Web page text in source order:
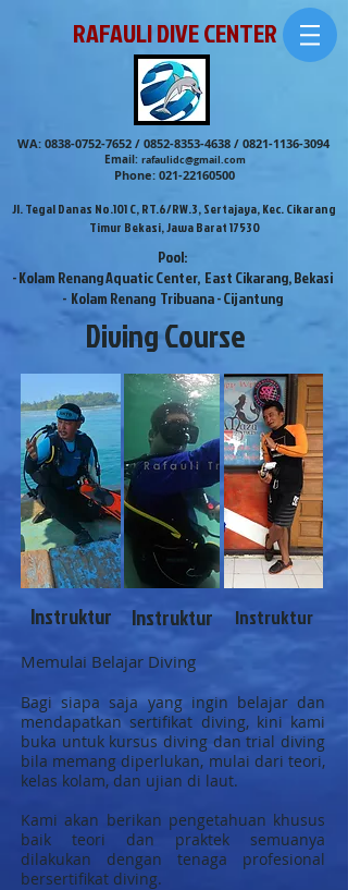
RAFAULI DIVE CENTER
WA: 0838-0752-7652/ 0852-8353-4638/ 0821-1136-3094
Email: rafaulidc@gmail.com
Phone: 021-22160500
Jl. Tegal Danas No.101 C, RT.6/RW.3, Sertajaya, Kec. Cikarang
Timur Bekasi, Jawa Barat 17530
Pool:
- Kolam Renang Aquatic Center, East Cikarang, Bekasi
- Kolam Renang Tribuana - Cijantung
Diving Course
Instruktur Instruktur Instruktur
Memulai Belajar Diving
Bagi siapa saja yang ingin belajar dan
mendapatkan sertifikat diving, kini kami
buka untuk kursus diving dan trial diving
bila memang diperlukan, mulai dari teori,
kelas kolam, dan ujian di laut.
Kami akan berikan pengetahuan khusus
baik teori dan praktek semuanya
dilakukan dengan tenaga profesional
bersertifikat diving.